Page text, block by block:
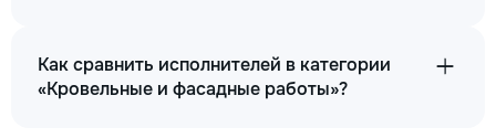
Как сравнить исполнителей в категории
«Кровельные и фасадные работы»?